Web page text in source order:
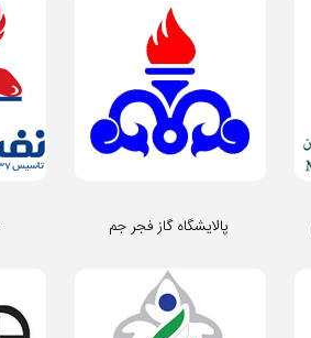
پالایشگاه گاز فجر جم